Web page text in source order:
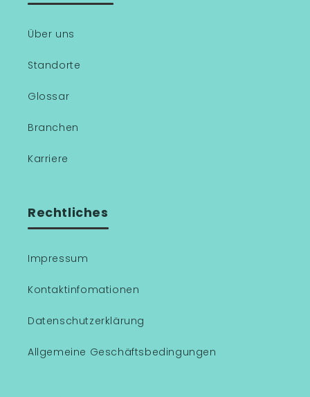
Über uns
Standorte
Glossar
Branchen
Karriere
Rechtliches
Impressum
Kontaktinfomationen
Datenschutzerklärung
Allgemeine Geschäftsbedingungen